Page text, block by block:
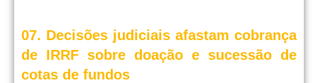
07. Decisões judiciais afastam cobrança
de IRRF sobre doação e sucessão de
cotas de fundos